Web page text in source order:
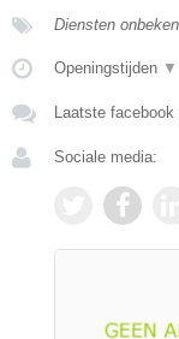
Diensten
Openingstijden ▼
Laatste facebook
Sociale media: